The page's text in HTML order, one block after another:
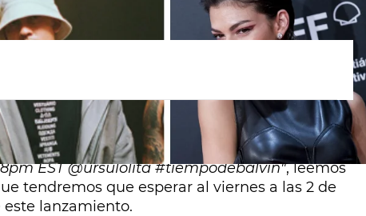
J Balviny Dua Lipa
en sus redes, será este
"UN DÍA/ ONE DAY @dualipa @BadBunnypr
EST @ursulolita #tiempodebalvin", leemos
tendremos que esperar al viernes a las 2 de
lanzamiento.